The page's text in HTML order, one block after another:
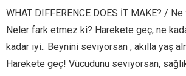
WHAT DIFFERENCE DOES İT MAKE? /
Neler fark etmez ki? Harekete geç, ne
kadar iyi.. Beynini seviyorsan , akılla yaş
Harekete geç! Vücudunu seviyorsan,